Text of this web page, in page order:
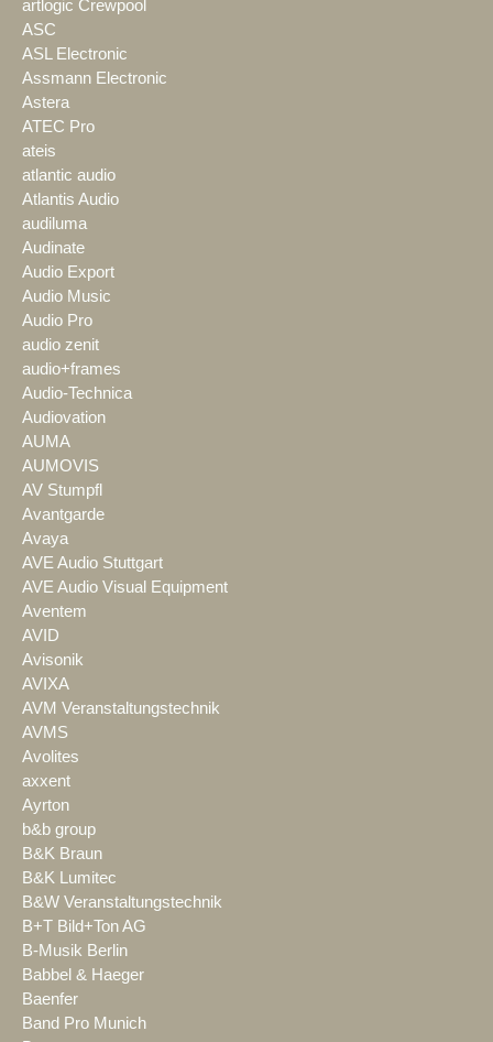
artlogic Crewpool
ASC
ASL Electronic
Assmann Electronic
Astera
ATEC Pro
ateis
atlantic audio
Atlantis Audio
audiluma
Audinate
Audio Export
Audio Music
Audio Pro
audio zenit
audio+frames
Audio-Technica
Audiovation
AUMA
AUMOVIS
AV Stumpfl
Avantgarde
Avaya
AVE Audio Stuttgart
AVE Audio Visual Equipment
Aventem
AVID
Avisonik
AVIXA
AVM Veranstaltungstechnik
AVMS
Avolites
axxent
Ayrton
b&b group
B&K Braun
B&K Lumitec
B&W Veranstaltungstechnik
B+T Bild+Ton AG
B-Musik Berlin
Babbel & Haeger
Baenfer
Band Pro Munich